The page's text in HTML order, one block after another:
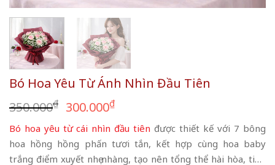
Bó Hoa Yêu Từ Ánh Nhìn Đầu Tiên
350.000₫ Giá
gốc
là:
350.000₫.
300.000₫Giá
hiện
tại
là:
Bó hoa yêu từ cái nhìn đầu tiên được thiết kế với 7 bông
hoa hồng hồng phấn tươi tắn, kết hợp cùng hoa baby
trắng điểm xuyết nhẹ nhàng, tạo nên tổng thể hài hòa, tinh